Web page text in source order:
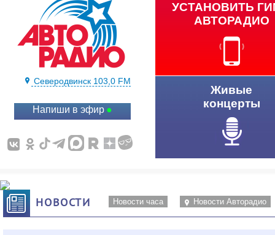
Северодвинск 103,0 FM
Напиши в эфир
УСТАНОВИТЬ
АВТОРАДИО
Живые
концерты
НОВОСТИ Новости часа Новости Авторадио